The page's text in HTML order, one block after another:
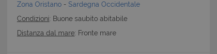
Zona Oristano - Sardegna Occidentale
Condizioni: Buone saubito abitabile
Distanza dal mare: Fronte mare